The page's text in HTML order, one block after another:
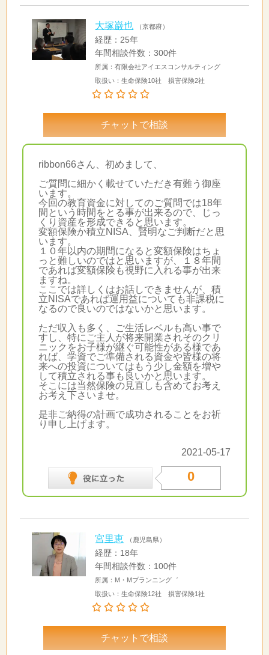
大塚巌也 （京都府）
経歴：25年
年間相談件数：300件
所属：有限会社アイエスコンサルティング
取扱い：生命保険10社 損害保険2社
チャットで相談
ribbon66さん、初めまして、
ご質問に細かく載せていただき有難う御座
います。
今回の教育資金に対してのご質問では18年
間という時間をとる事が出来るので、じっ
くり資産を形成できると思います。
変額保険か積立NISA、賢明なご判断だと思
います。
１０年以内の期間になると変額保険はちょ
っと難しいのではと思いますが、１８年間
であれば変額保険も視野に入れる事が出来
ますね。
ここでは詳しくはお話しできませんが、積
立NISAであれば運用益についても非課税に
なるので良いのではないかと思います。
ただ収入も多く、ご生活レベルも高い事で
すし、特にご主人が将来開業されそのクリ
ニックをお子様が継ぐ可能性がある様であ
れば、学資でご準備される資金や皆様の将
来への投資についてはもう少し金額を増や
して積立される事も良いかと思います。
そこには当然保険の見直しも含めてお考え
お考え下さいませ。
是非ご納得の計画で成功されることをお祈
り申し上げます。
2021-05-17
0
宮里恵 （鹿児島県）
経歴：18年
年間相談件数：100件
所属：M・Mプランニング゛
取扱い：生命保険12社 損害保険1社
チャットで相談